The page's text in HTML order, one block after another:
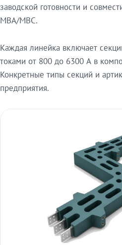
заводской готовности и
МВА/МВС.
Каждая линейка включает
токами от 800 до 6300 А в
Конкретные типы секций и
предприятия.